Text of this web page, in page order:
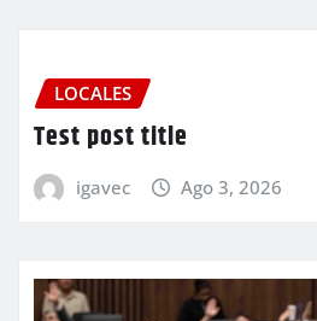
LOCALES
Test post title
igavec Ago 3, 2026